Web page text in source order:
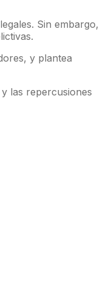
Sin embargo,
y plantea
las repercusiones